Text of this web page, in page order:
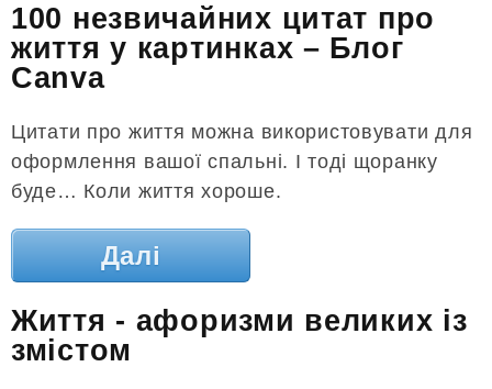
100 незвичайних цитат про
життя у картинках – Блог
Canva
Цитати про життя можна використовувати для
оформлення вашої спальні. І тоді щоранку
буде… Коли життя хороше.
Далі
Життя - афоризми великих із
змістом